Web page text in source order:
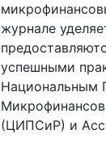
журнале
успешными
Национальным
(ЦИПСиР) и